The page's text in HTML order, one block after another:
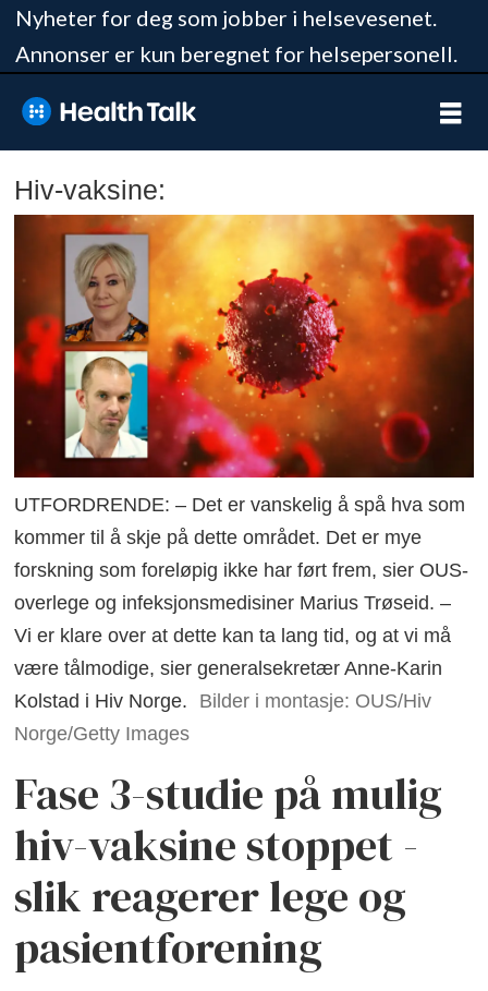
Nyheter for deg som jobber i helsevesenet.
Annonser er kun beregnet for helsepersonell.
Hiv-vaksine:
UTFORDRENDE: – Det er vanskelig å spå hva som
kommer til å skje på dette området. Det er mye
forskning som foreløpig ikke har ført frem, sier OUS-
overlege og infeksjonsmedisiner Marius Trøseid. –
Vi er klare over at dette kan ta lang tid, og at vi må
være tålmodige, sier generalsekretær Anne-Karin
Kolstad i Hiv Norge.
Bilder i montasje: OUS/Hiv
Norge/Getty Images
Fase 3-studie på mulig
hiv-vaksine stoppet -
slik reagerer lege og
pasientforening